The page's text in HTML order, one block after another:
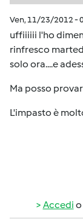
Ven, 11/23/2012 -
uffiiiiii l'ho
rinfresco
solo ora....e
Ma posso
L'impasto è
Accedi o